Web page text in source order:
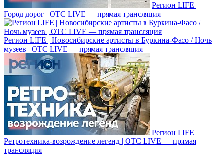
Регион LIFE |
Город дорог | ОТС LIVE — прямая трансляция
Регион LIFE | Новосибирские артисты в Буркина-Фасо / Ночь
музеев | ОТС LIVE — прямая трансляция
Регион LIFE |
Ретротехника-возрождение легенд | ОТС LIVE — прямая
трансляция